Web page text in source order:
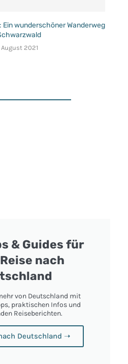
wunderschöner Wanderweg
August 2021
& Guides für
nach
von Deutschland mit
praktischen Infos und
Reiseberichten.
Deutschland ➝